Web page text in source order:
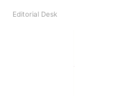
Editorial Desk